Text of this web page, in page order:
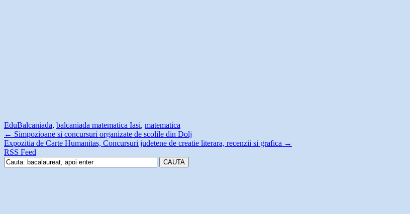
EduBalcaniada, balcaniada matematica Iasi, matematica
← Simpozioane si concursuri organizate de scolile din Dolj
Expozitia de Carte Humanitas, Concursuri judetene de creatie literara, recenzii si grafica →
RSS Feed